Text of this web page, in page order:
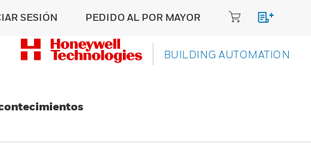
SESIÓN PEDIDO AL POR MAYOR
BUILDING AUTOMATION